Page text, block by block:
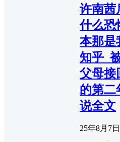
许南茜
什么恐
本那是
知乎_
父母接
的第二
说全文
25年8月7日